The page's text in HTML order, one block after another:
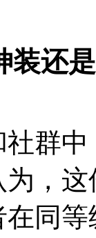
装还
群
，
同